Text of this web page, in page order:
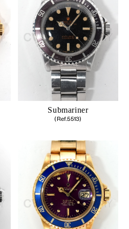
Submariner
(Ref.5513)